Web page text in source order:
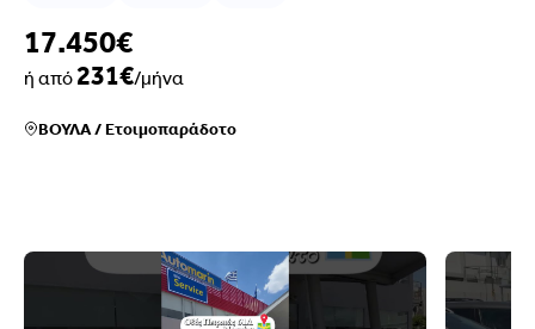
17.450€
ή από231€/μήνα
ΒΟΥΛΑ/Ετοιμοπαράδοτο